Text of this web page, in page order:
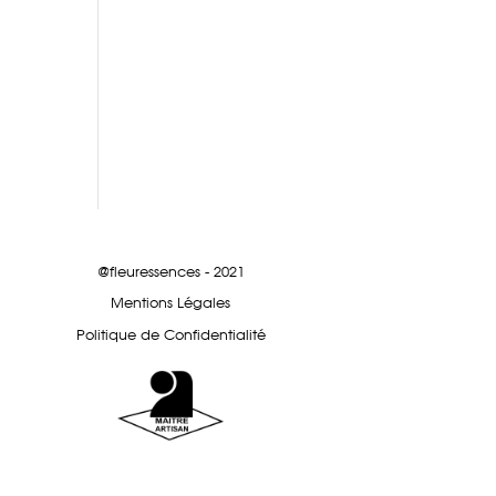
@fleuressences - 2021
Mentions Légales
Politique de Confidentialité